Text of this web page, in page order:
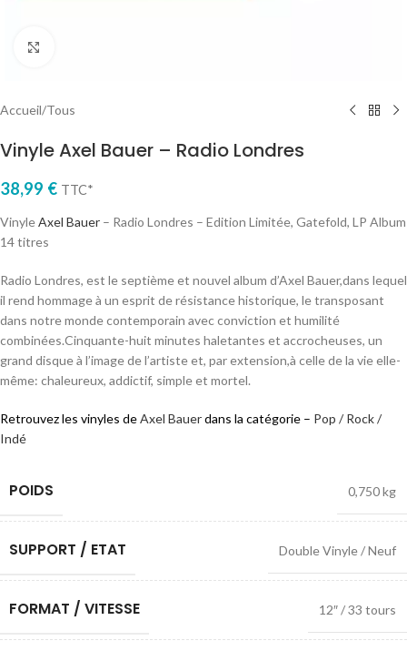
Accueil/Tous
Vinyle Axel Bauer – Radio Londres
38,99 € TTC*
VinyleAxel Bauer – Radio Londres – Edition Limitée, Gatefold, LP Album
14 titres
Radio Londres, est le septième et nouvel album d’Axel Bauer,dans lequel
il rend hommage à un esprit de résistance historique, le transposant
dans notre monde contemporain avec conviction et humilité
combinées.Cinquante-huit minutes haletantes et accrocheuses, un
grand disque à l’image de l’artiste et, par extension,à celle de la vie elle-
même: chaleureux, addictif, simple et mortel.
Retrouvez les vinyles deAxel Bauerdans la catégorie – Pop / Rock /
Indé
POIDS 0,750 kg
SUPPORT / ETAT Double Vinyle / Neuf
FORMAT / VITESSE 12″ / 33 tours